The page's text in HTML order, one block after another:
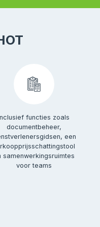
functies zoals
documentbeheer,
een
samenwerkingsruimtes
voor teams